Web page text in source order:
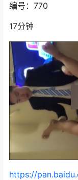
编号：770
17分钟
https://